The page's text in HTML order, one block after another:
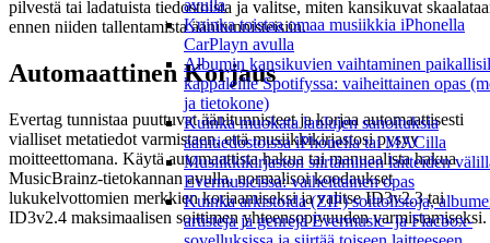
avulla
Kuinka toistaa omaa musiikkia iPhonella
CarPlayn avulla
Albumin kansikuvien vaihtaminen
kappaleille Spotifyssa: vaiheittainen opas
ja tietokone)
Kuinka muokata laulujen sanoituksia
äänitiedostoissa iPhonella tai MACilla
Musiikkikirjaston siirtäminen laitteiden
Evermusicissa: vaiheittainen opas
Kuinka arkistoida (ZIP) soittolistoja,
artisteja ja genrejä Evermusic- ja Flacbox-
pilvestä tai ladatuista tiedostoista ja valitse, miten kansikuvat
ennen niiden tallentamista äänitunnisteisiin.
Automaattinen Korjaus
Evertag tunnistaa puuttuvat äänitunnisteet ja korjaa automaattisesti
vialliset metatiedot varmistaen, että musiikkikirjastosi pysyy
moitteettomana. Käytä automaattista hakua tai manuaalista hakua
MusicBrainz-tietokannan avulla, normalisoi koodaukset
lukukelvottomien merkkien korjaamiseksi ja valitse ID3v2.3 tai
ID3v2.4 maksimaalisen soittimen yhteensopivuuden varmistamiseksi.